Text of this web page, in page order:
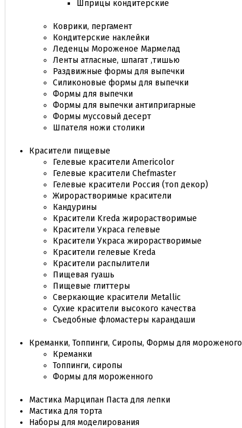
Шприцы кондитерские
Коврики, пергамент
Кондитерские наклейки
Леденцы Мороженое Мармелад
Ленты атласные, шпагат ,тишью
Раздвижные формы для выпечки
Силиконовые формы для выпечки
Формы для выпечки
Формы для выпечки антипригарные
Формы муссовый десерт
Шпателя ножи столики
Красители пищевые
Гелевые красители Americolor
Гелевые красители Chefmaster
Гелевые красители Россия (топ декор)
Жирорастворимые красители
Кандурины
Красители Kreda жирорастворимые
Красители Украса гелевые
Красители Украса жирорастворимые
Красители гелевые Kreda
Красители распылители
Пищевая гуашь
Пищевые глиттеры
Сверкающие красители Metallic
Сухие красители высокого качества
Съедобные фломастеры карандаши
Креманки, Топпинги, Сиропы, Формы для мороженого
Креманки
Топпинги, сиропы
Формы для мороженного
Мастика Марципан Паста для лепки
Мастика для торта
Наборы для моделирования